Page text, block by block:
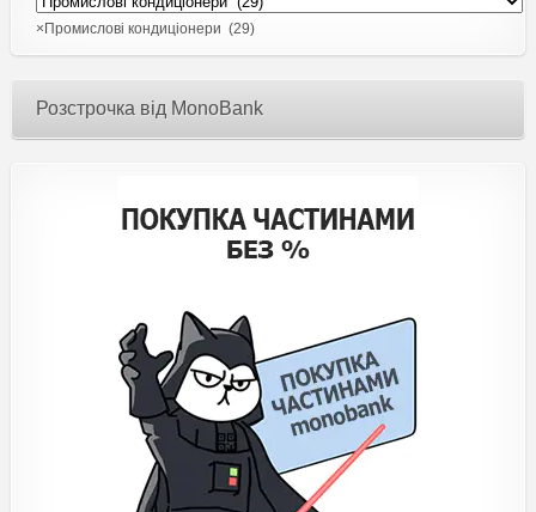
× Промислові кондиціонери (29)
Розстрочка від MonoBank